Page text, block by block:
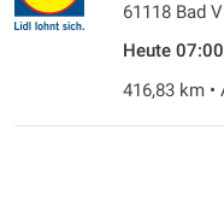
61118 Bad
Heute
416,83 km